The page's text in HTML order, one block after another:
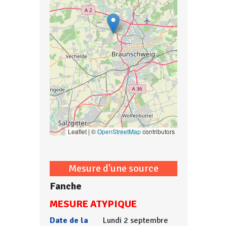
Leaflet | ©OpenStreetMapcontributors
Mesure d'une source
Fanche
MESURE ATYPIQUE
Date de la
Lundi 2 septembre